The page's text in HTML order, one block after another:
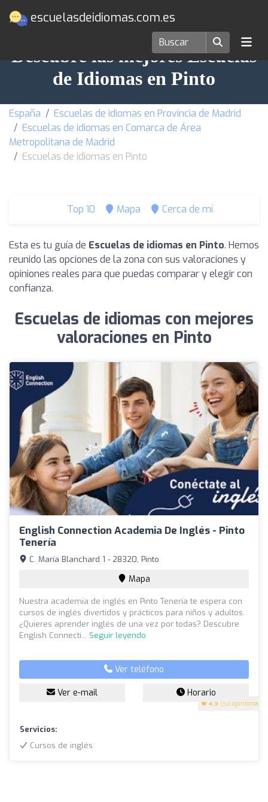
escuelasdeidiomas.com.es
Descubre las mejores Escuelas
de Idiomas en Pinto
España
Escuelas de idiomas en Provincia de Madrid
Escuelas de idiomas en Comarca de Área
Metropolitana de Madrid
Escuelas de idiomas en Pinto
Top 10 Mapa Cerca de mí
Esta es tu guía de Escuelas de idiomas en Pinto. Hemos
reunido las opciones de la zona con sus valoraciones y
opiniones reales para que puedas comparar y elegir con
confianza.
Escuelas de idiomas con mejores
valoraciones en Pinto
English Connection Academia De Inglés - Pinto
Tenería
4.9 (53 opiniones)
C. María Blanchard 1 - 28320, Pinto
Mapa
Nuestra academia de inglés en Pinto Tenería te espera con
cursos de inglés divertidos y prácticos para niños y adultos.
¿Quieres aprender inglés de una vez por todas? Descubre
English Connecti... Seguir leyendo
Ver teléfono
Ver e-mail Horario
Servicios:
Cursos de inglés